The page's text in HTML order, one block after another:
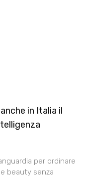
in Italia il
per ordinare
beauty senza